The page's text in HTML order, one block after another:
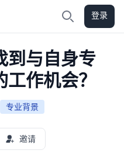
登录
到与自身专
作机会？
专业背景
邀请